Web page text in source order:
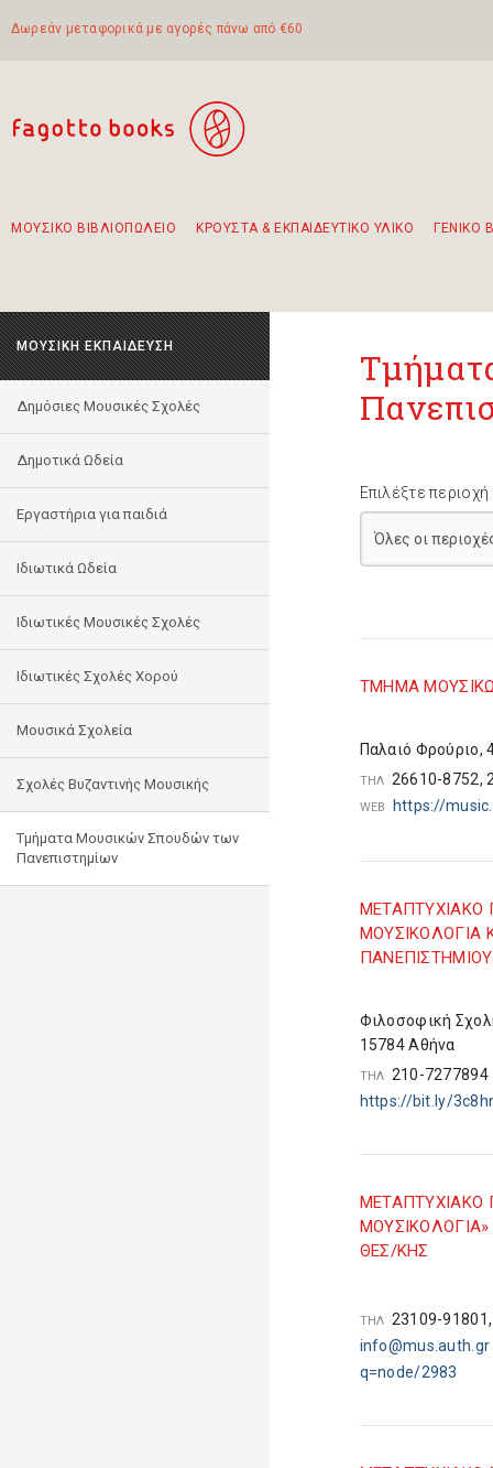
Δωρεάν μεταφορικά με αγορές πάνω από €60
ΜΟΥΣΙΚΟ ΒΙΒΛΙΟΠΩΛΕΙΟ ΚΡΟΥΣΤΑ & ΕΚΠΑΙΔΕΥΤΙΚΟ ΥΛΙΚΟ ΓΕΝΙΚΟ
ΜΟΥΣΙΚΗ ΕΚΠΑΙΔΕΥΣΗ
Δημόσιες Μουσικές Σχολές
Δημοτικά Ωδεία
Εργαστήρια για παιδιά
Ιδιωτικά Ωδεία
Ιδιωτικές Μουσικές Σχολές
Ιδιωτικές Σχολές Χορού
Μουσικά Σχολεία
Σχολές Βυζαντινής Μουσικής
Τμήματα Μουσικών Σπουδών των
Πανεπιστημίων
Επιλέξτε περιοχή
TMHMA
Παλαιό Φρούριο,
ΤΗΛ 26610-
WEB https://
ΜΟΥΣΙΚΟΛΟΓΙΑ
Φιλοσοφική
15784 Αθήνα
ΤΗΛ 210-
https://bit.ly/
ΘΕΣ/ΚΗΣ
ΤΗΛ 23109-
info@mus.auth.gr
q=node/2983